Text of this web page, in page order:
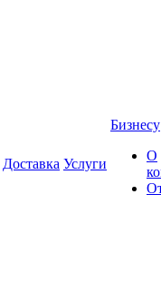
Доставка Услуги
Бизнесу
О